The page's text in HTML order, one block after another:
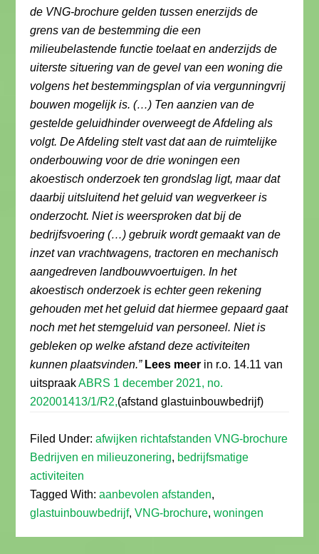
de VNG-brochure gelden tussen enerzijds de
grens van de bestemming die een
milieubelastende functie toelaat en anderzijds de
uiterste situering van de gevel van een woning die
volgens het bestemmingsplan of via vergunningvrij
bouwen mogelijk is. (…) Ten aanzien van de
gestelde geluidhinder overweegt de Afdeling als
volgt. De Afdeling stelt vast dat aan de ruimtelijke
onderbouwing voor de drie woningen een
akoestisch onderzoek ten grondslag ligt, maar dat
daarbij uitsluitend het geluid van wegverkeer is
onderzocht. Niet is weersproken dat bij de
bedrijfsvoering (…) gebruik wordt gemaakt van de
inzet van vrachtwagens, tractoren en mechanisch
aangedreven landbouwvoertuigen. In het
akoestisch onderzoek is echter geen rekening
gehouden met het geluid dat hiermee gepaard gaat
noch met het stemgeluid van personeel. Niet is
gebleken op welke afstand deze activiteiten
kunnen plaatsvinden.” Lees meer in r.o. 14.11 van
uitspraakABRS 1 december 2021, no.
202001413/1/R2,(afstand glastuinbouwbedrijf)
Filed Under:afwijken richtafstanden VNG-brochure
Bedrijven en milieuzonering, bedrijfsmatige
activiteiten
Tagged With:aanbevolen afstanden,
glastuinbouwbedrijf,VNG-brochure,woningen